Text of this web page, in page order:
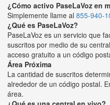
¿Cómo activo PaseLaVoz en
Simplemente llame al 855-940-
¿Qué es PaseLaVoz?
PaseLaVoz es un servicio que
suscritos por medio de su
acceso gratuito a un código
Área Próxima
La cantidad de suscritos
alrededor de un código postal.
área.